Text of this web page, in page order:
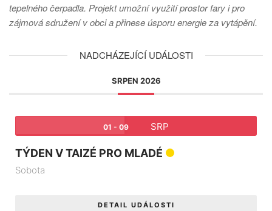
tepelného čerpadla. Projekt umožní využití prostor fary i pro
zájmová sdružení v obci a přinese úsporu energie za vytápění.
NADCHÁZEJÍCÍ UDÁLOSTI
SRPEN 2026
01 - 09 SRP
TÝDEN V TAIZÉ PRO MLADÉ
Sobota
DETAIL UDÁLOSTI